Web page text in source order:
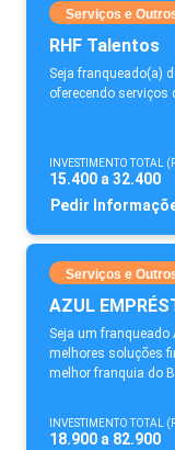
Serviços e
RHF Talentos
Seja franqueado(a)
oferecendo serviços
INVESTIMENTO TOTAL
15.400 a 32.400
Pedir
Serviços e
AZUL
Seja um
melhores soluções
melhor franquia do
INVESTIMENTO TOTAL
18.900 a 82.900